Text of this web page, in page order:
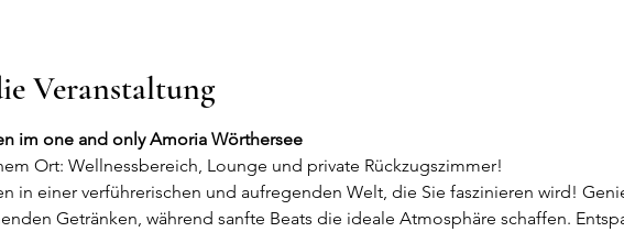
Veranstaltung
im one and only Amoria Wörthersee
Ort: Wellnessbereich, Lounge und private Rückzugszimmer!
in einer verführerischen und aufregenden Welt, die Sie faszinieren wird!
Getränken, während sanfte Beats die ideale Atmosphäre schaffen.